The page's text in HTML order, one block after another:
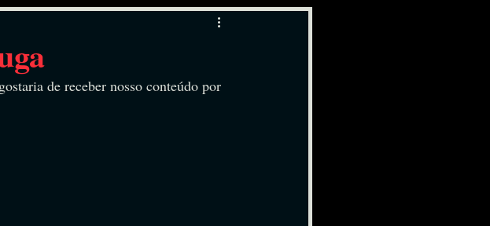
de receber nosso conteúdo por